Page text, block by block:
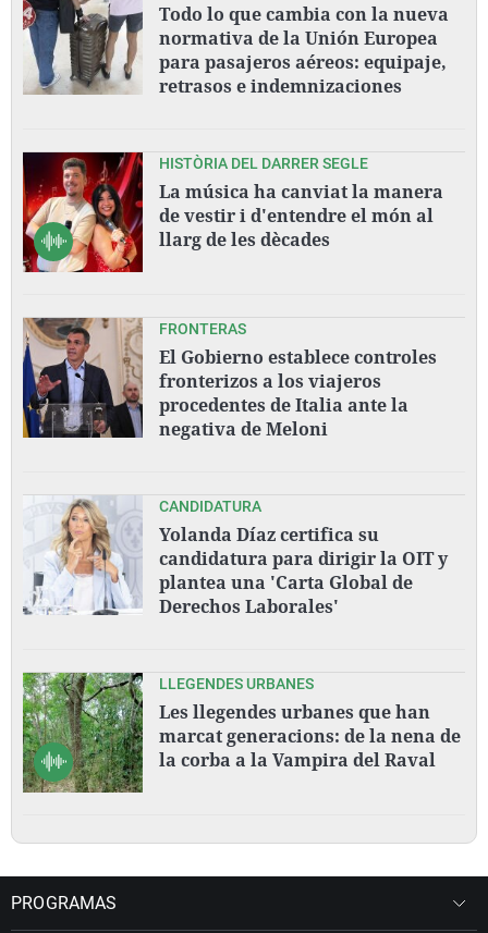
Todo lo que cambia con la nueva
normativa de la Unión Europea
para pasajeros aéreos: equipaje,
retrasos e indemnizaciones
HISTÒRIA DEL DARRER SEGLE
La música ha canviat la manera
de vestir i d'entendre el món al
llarg de les dècades
FRONTERAS
El Gobierno establece controles
fronterizos a los viajeros
procedentes de Italia ante la
negativa de Meloni
CANDIDATURA
Yolanda Díaz certifica su
candidatura para dirigir la OIT y
plantea una 'Carta Global de
Derechos Laborales'
LLEGENDES URBANES
Les llegendes urbanes que han
marcat generacions: de la nena de
la corba a la Vampira del Raval
PROGRAMAS